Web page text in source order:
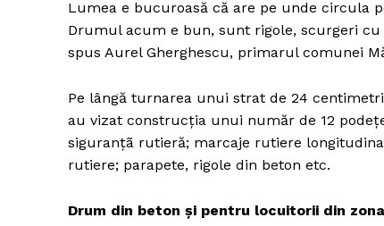
Lumea e bucuroasă că are pe unde circula
Drumul acum e bun, sunt rigole, scurgeri
spus Aurel Gherghescu, primarul comunei
Pe lângă turnarea unui strat de 24
au vizat construcția unui număr de 12
siguranțã rutieră; marcaje rutiere
rutiere; parapete, rigole din beton etc.
Drum din beton și pentru locuitorii din